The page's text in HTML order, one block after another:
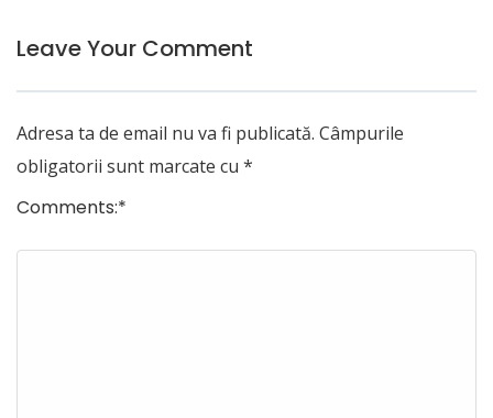
Leave Your Comment
Adresa ta de email nu va fi publicată. Câmpurile
obligatorii sunt marcate cu *
Comments:*